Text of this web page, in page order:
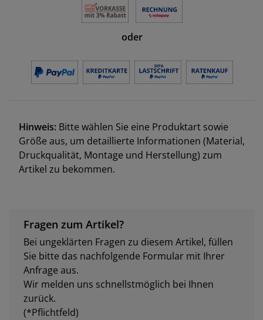
oder
Hinweis: Bitte wählen Sie eine Produktart sowie
Größe aus, um detaillierte Informationen (Material,
Druckqualität, Montage und Herstellung) zum
Artikel zu bekommen.
Fragen zum Artikel?
Bei ungeklärten Fragen zu diesem Artikel, füllen
Sie bitte das nachfolgende Formular mit Ihrer
Anfrage aus.
Wir melden uns schnellstmöglich bei Ihnen
zurück.
(*Pflichtfeld)